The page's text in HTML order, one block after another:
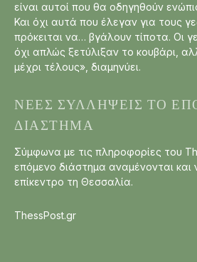
είναι αυτοί που θα οδηγηθούν
Και όχι αυτά που έλεγαν για τους
πρόκειται να… βγάλουν τίποτα. Οι
όχι απλώς ξετύλιξαν το κουβάρι,
μέχρι τέλους», διαμηνύει.
ΝΈΕΣ ΣΥΛΛΉΨΕΙΣ ΤΟ
ΔΙΆΣΤΗΜΑ
Σύμφωνα με τις πληροφορίες του
επόμενο διάστημα αναμένονται και
επίκεντρο τη Θεσσαλία.
ThessPost.gr